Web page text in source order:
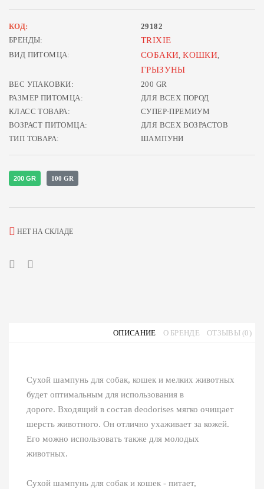
КОД:
29182
БРЕНДЫ:
TRIXIE
ВИД ПИТОМЦА: СОБАКИ,КОШКИ,
ГРЫЗУНЫ
ВЕС УПАКОВКИ:
200 GR
РАЗМЕР ПИТОМЦА:
ДЛЯ ВСЕХ ПОРОД
КЛАСС ТОВАРА:
СУПЕР-ПРЕМИУМ
ВОЗРАСТ ПИТОМЦА:
ДЛЯ ВСЕХ ВОЗРАСТОВ
ТИП ТОВАРА:
ШАМПУНИ
200 GR 100 GR
НЕТ НА СКЛАДЕ
ОПИСАНИЕ О БРЕНДЕ ОТЗЫВЫ (0)
Сухой шампунь для собак, кошек и мелких животных
будет оптимальным для использования в
дороге. Входящий в состав deodorises мягко очищает
шерсть животного. Он отлично ухаживает за кожей.
Его можно использовать также для молодых
животных.
Сухой шампунь для собак и кошек - питает,